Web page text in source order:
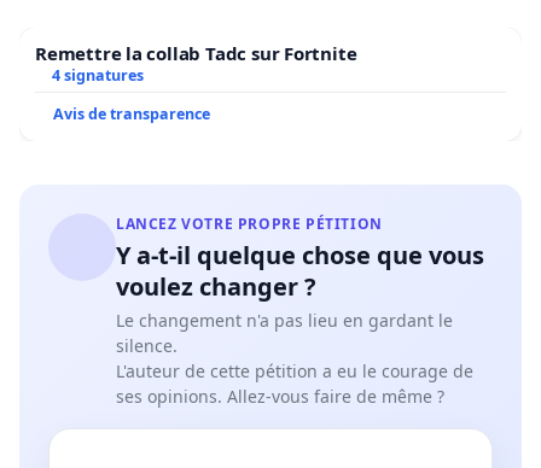
Remettre la collab Tadc sur Fortnite
4 signatures
Avis de transparence
LANCEZ VOTRE PROPRE PÉTITION
Y a-t-il quelque chose que vous
voulez changer ?
Le changement n'a pas lieu en gardant le
silence.
L'auteur de cette pétition a eu le courage de
ses opinions. Allez-vous faire de même ?